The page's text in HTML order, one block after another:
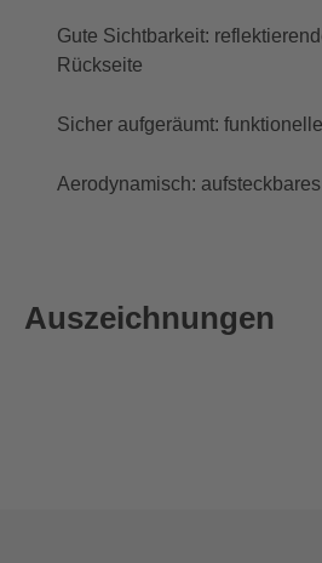
Gute Sichtbarkeit:
Rückseite
Sicher aufgeräumt:
Aerodynamisch:
Auszeichnungen